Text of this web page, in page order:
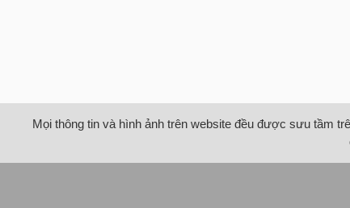
Mọi thông tin và hình ảnh trên website đều được sưu tầm